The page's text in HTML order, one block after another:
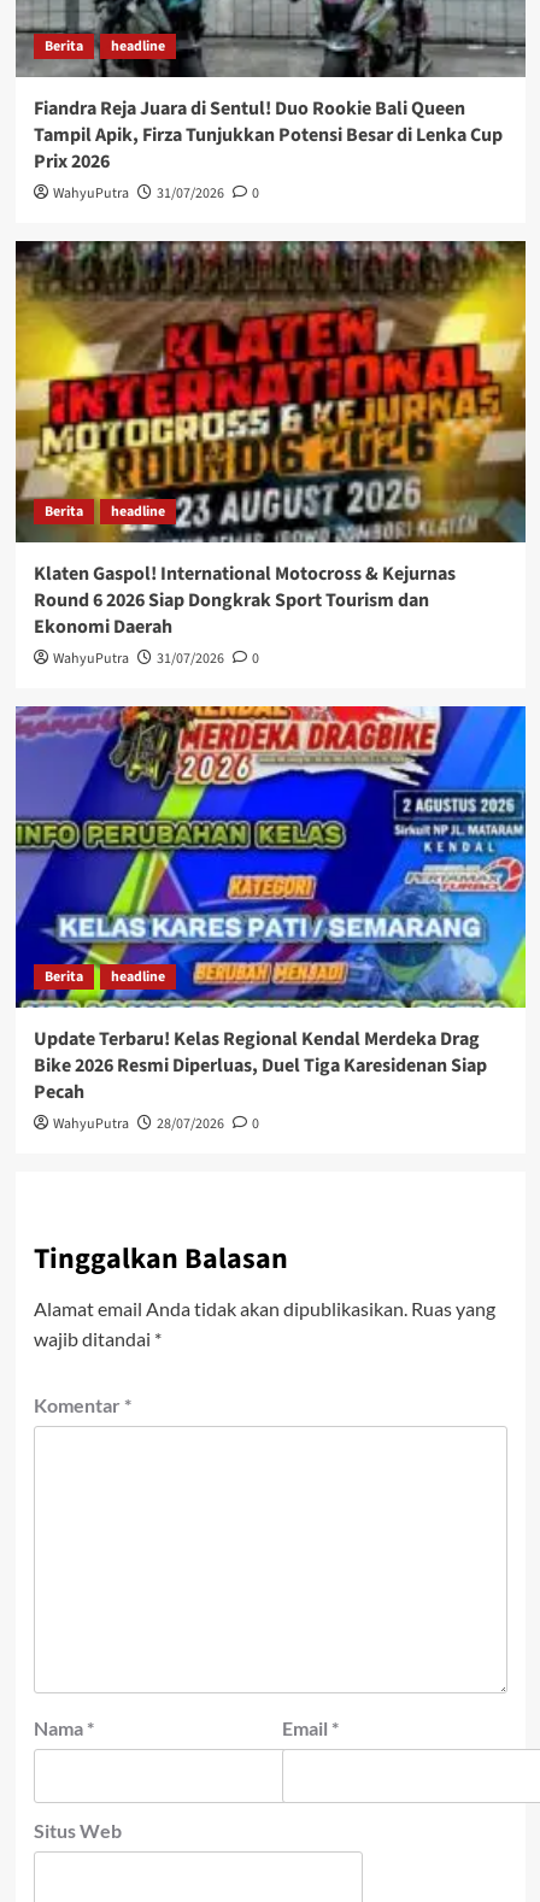
Berita headline
Fiandra Reja Juara di Sentul! Duo Rookie Bali Queen
Tampil Apik, Firza Tunjukkan Potensi Besar di Lenka Cup
Prix 2026
WahyuPutra 31/07/2026 0
Berita headline
Klaten Gaspol! International Motocross & Kejurnas
Round 6 2026 Siap Dongkrak Sport Tourism dan
Ekonomi Daerah
WahyuPutra 31/07/2026 0
Berita headline
Update Terbaru! Kelas Regional Kendal Merdeka Drag
Bike 2026 Resmi Diperluas, Duel Tiga Karesidenan Siap
Pecah
WahyuPutra 28/07/2026 0
Tinggalkan Balasan
Alamat email Anda tidak akan dipublikasikan. Ruas yang
wajib ditandai *
Komentar *
Nama * Email *
Situs Web